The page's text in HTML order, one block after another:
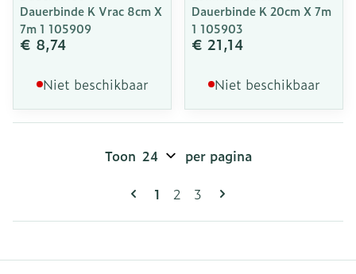
Dauerbinde K Vrac 8cm X
7m 1 105909
€ 8,74
Niet beschikbaar
Dauerbinde K 20cm X 7m
1 105903
€ 21,14
Niet beschikbaar
Pagina's
U lees momenteel pagina
1 Pagina
2 Pagina
3
Toon per pagina